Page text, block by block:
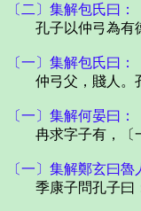
〔二〕集解包氏曰
孔子以仲弓為有德
〔一〕集解包氏曰
仲弓父，賤人。孔
〔一〕集解何晏曰
冉求字子有，〔一
〔一〕集解鄭玄曰魯
季康子問孔子曰：